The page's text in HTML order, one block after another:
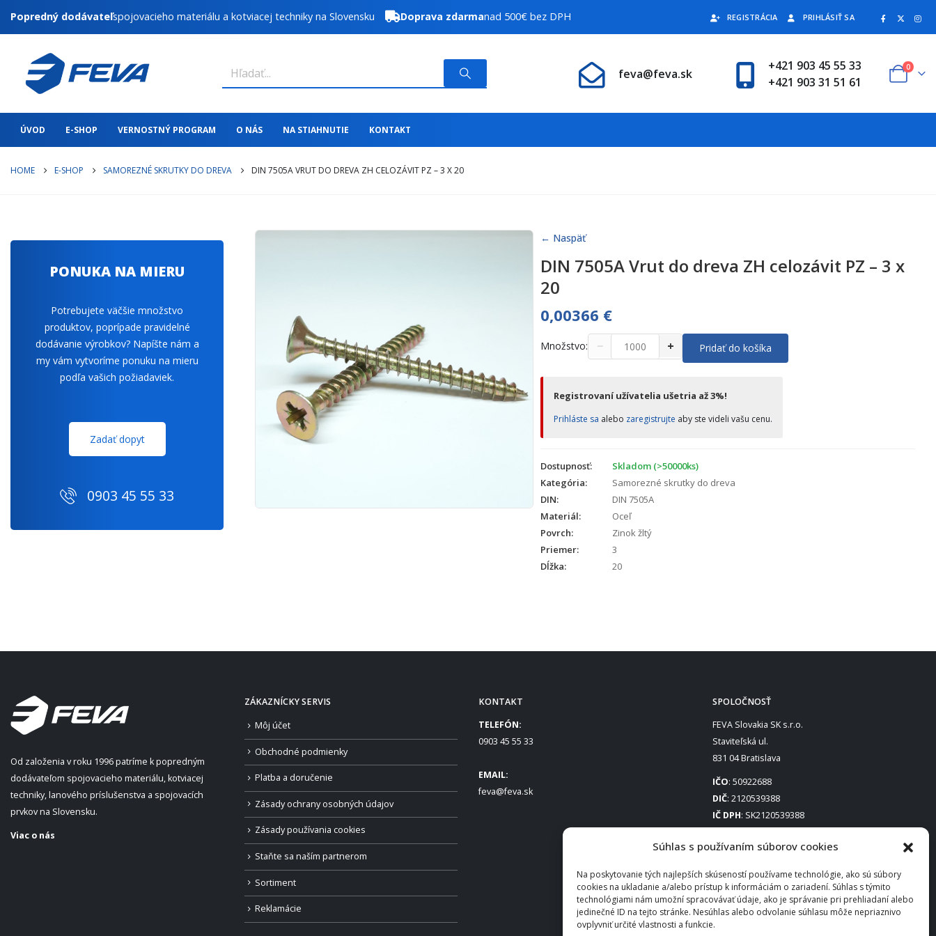
Súhlas s používaním súborov cookies
Na poskytovanie tých najlepších skúseností používame technológie, ako sú súbory
cookies na ukladanie a/alebo prístup k informáciám o zariadení. Súhlas s týmito
technológiami nám umožní spracovávať údaje, ako je správanie pri prehliadaní alebo
jedinečné ID na tejto stránke. Nesúhlas alebo odvolanie súhlasu môže nepriaznivo
ovplyvniť určité vlastnosti a funkcie.
Popredný dodávateľspojovacieho materiálu a kotviacej techniky na Slovensku Doprava zdarmanad 500€ bez DPH REGISTRÁCIA PRIHLÁSIŤ SA
feva@feva.sk
+421 903 45 55 33
+421 903 31 51 61
0
ÚVOD E-SHOP VERNOSTNÝ PROGRAM O NÁS NA STIAHNUTIE KONTAKT
HOME E-SHOP SAMOREZNÉ SKRUTKY DO DREVA DIN 7505A VRUT DO DREVA ZH CELOZÁVIT PZ – 3 X 20
← Naspäť
DIN 7505A Vrut do dreva ZH celozávit PZ – 3 x
20
0,00366 €
Množstvo: − + Pridať do košíka
Registrovaní užívatelia ušetria až 3%!
Prihláste sa alebo zaregistrujte aby ste videli vašu cenu.
Dostupnosť:
Skladom (>50000ks)
Kategória:
Samorezné skrutky do dreva
DIN:
DIN 7505A
Materiál:
Oceľ
Povrch:
Zinok žltý
Priemer:
3
Dĺžka:
20
PONUKA NA MIERU
Potrebujete väčšie množstvo
produktov, poprípade pravidelné
dodávanie výrobkov? Napíšte nám a
my vám vytvoríme ponuku na mieru
podľa vašich požiadaviek.
Zadať dopyt
0903 45 55 33
Od založenia v roku 1996 patríme k popredným
dodávateľom spojovacieho materiálu, kotviacej
techniky, lanového príslušenstva a spojovacích
prvkov na Slovensku.
Viac o nás
ZÁKAZNÍCKY SERVIS
Môj účet
Obchodné podmienky
Platba a doručenie
Zásady ochrany osobných údajov
Zásady používania cookies
Staňte sa naším partnerom
Sortiment
Reklamácie
KONTAKT
TELEFÓN:
0903 45 55 33
EMAIL:
feva@feva.sk
SPOLOČNOSŤ
FEVA Slovakia SK s.r.o.
Staviteľská ul.
831 04 Bratislava
IČO: 50922688
DIČ: 2120539388
IČ DPH: SK2120539388